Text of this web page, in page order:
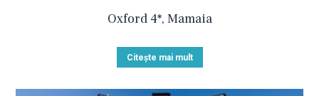
Oxford 4*, Mamaia
Citește mai mult